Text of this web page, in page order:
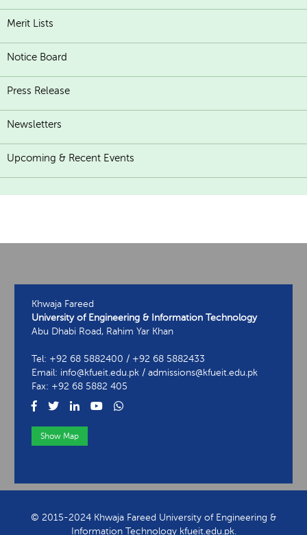
Merit Lists
Notice Board
Press Release
Newsletters
Upcoming & Recent Events
Khwaja Fareed
University of Engineering & Information Technology
Abu Dhabi Road, Rahim Yar Khan
Tel: +92 68 5882400 / +92 68 5882433
Email: info@kfueit.edu.pk / admissions@kfueit.edu.pk
Fax: +92 68 5882 405
Show Map
© 2015-2024 Khwaja Fareed University of Engineering &
Information Technology kfueit.edu.pk.